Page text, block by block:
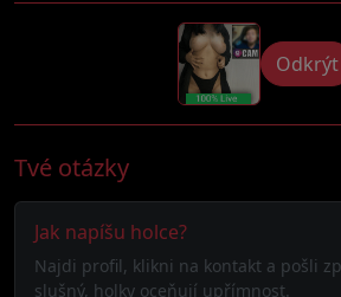
Odkrýt
Tvé otázky
Jak napíšu holce?
Najdi profil, klikni na kontakt a pošli
slušný, holky oceňují upřímnost.